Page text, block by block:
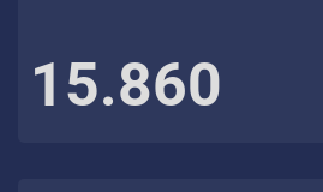
15.860